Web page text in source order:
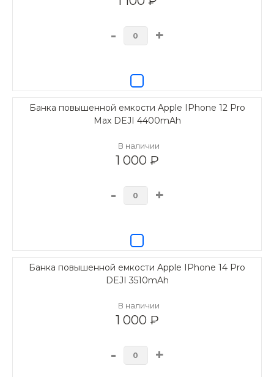
- +
Банка повышенной емкости Apple IPhone 12 Pro
Max DEJI 4400mAh
В наличии
1 000 ₽
- +
Банка повышенной емкости Apple IPhone 14 Pro
DEJI 3510mAh
В наличии
1 000 ₽
- +